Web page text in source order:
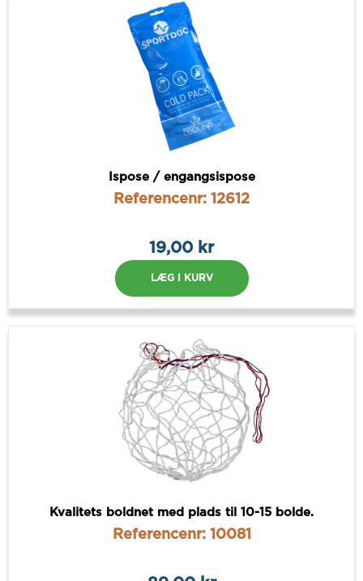
Ispose / engangsispose
Referencenr: 12612
19,00 kr
LÆG I KURV
Kvalitets boldnet med plads til 10-15 bolde.
Referencenr: 10081